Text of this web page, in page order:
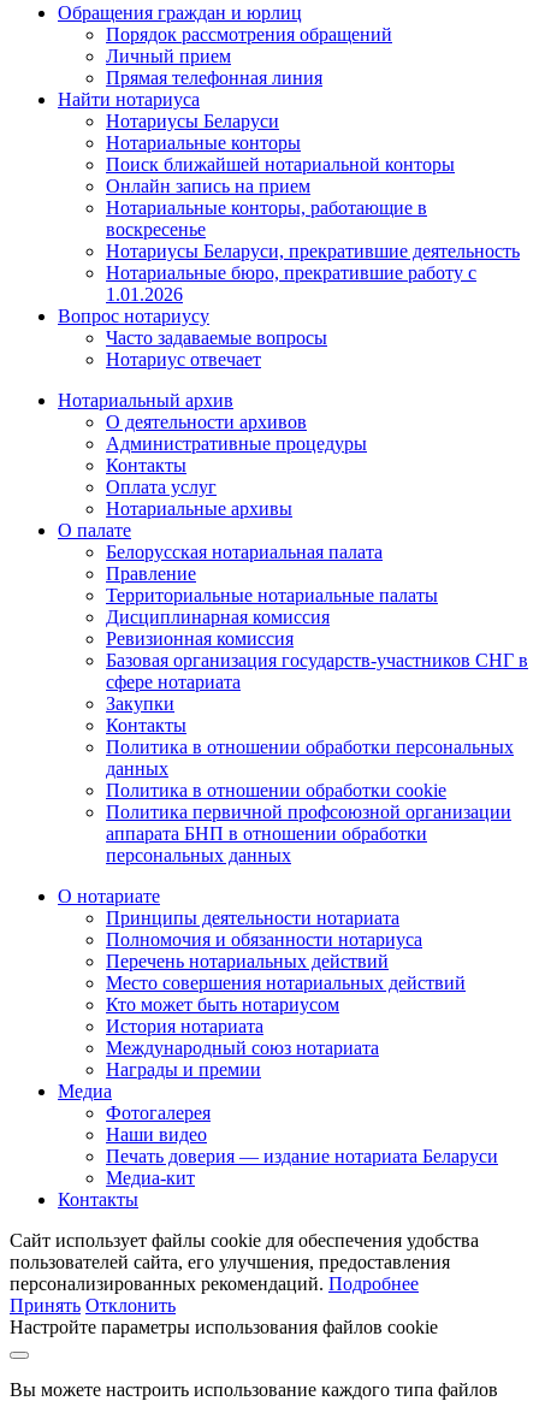
Обращения граждан и юрлиц
Порядок рассмотрения обращений
Личный прием
Прямая телефонная линия
Найти нотариуса
Нотариусы Беларуси
Нотариальные конторы
Поиск ближайшей нотариальной конторы
Онлайн запись на прием
Нотариальные конторы, работающие в
воскресенье
Нотариусы Беларуси, прекратившие деятельность
Нотариальные бюро, прекратившие работу с
1.01.2026
Вопрос нотариусу
Часто задаваемые вопросы
Нотариус отвечает
Нотариальный архив
О деятельности архивов
Административные процедуры
Контакты
Оплата услуг
Нотариальные архивы
О палате
Белорусская нотариальная палата
Правление
Территориальные нотариальные палаты
Дисциплинарная комиссия
Ревизионная комиссия
Базовая организация государств-участников СНГ в
сфере нотариата
Закупки
Контакты
Политика в отношении обработки персональных
данных
Политика в отношении обработки cookie
Политика первичной профсоюзной организации
аппарата БНП в отношении обработки
персональных данных
О нотариате
Принципы деятельности нотариата
Полномочия и обязанности нотариуса
Перечень нотариальных действий
Место совершения нотариальных действий
Кто может быть нотариусом
История нотариата
Международный союз нотариата
Награды и премии
Медиа
Фотогалерея
Наши видео
Печать доверия — издание нотариата Беларуси
Медиа-кит
Контакты
Сайт использует файлы cookie для обеспечения удобства
пользователей сайта, его улучшения, предоставления
персонализированных рекомендаций. Подробнее
Принять Отклонить
Настройте параметры использования файлов cookie
Вы можете настроить использование каждого типа файлов